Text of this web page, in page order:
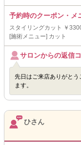
予約時のクーポン・メ
スタイリングカット ￥
[施術メニュー] カット
サロンからの返信
先日はご来店ありがと
ます。
ひさん